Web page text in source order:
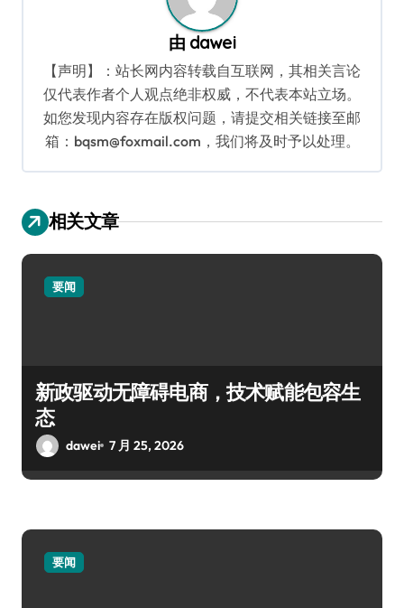
由 dawei
【声明】：站长网内容转载自互联网，其相关言论
仅代表作者个人观点绝非权威，不代表本站立场。
如您发现内容存在版权问题，请提交相关链接至邮
箱：bqsm@foxmail.com，我们将及时予以处理。
相关文章
要闻
新政驱动无障碍电商，技术赋能包容生
态
dawei 7 月 25, 2026
要闻